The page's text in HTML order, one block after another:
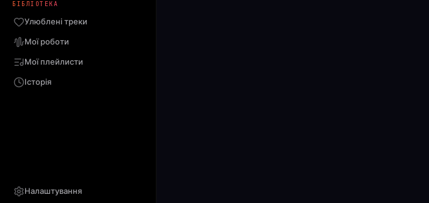
БІБЛІОТЕКА
Улюблені треки
Мої роботи
Мої плейлисти
Історія
Налаштування